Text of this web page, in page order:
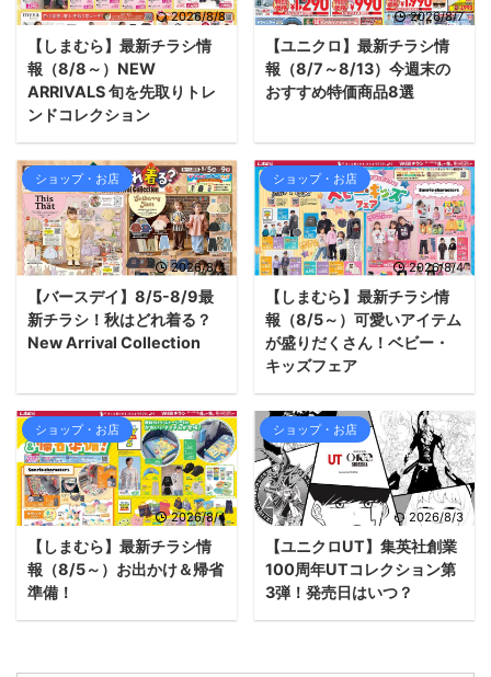
2026/8/8
【しまむら】最新チラシ情
報（8/8～）NEW
ARRIVALS 旬を先取りトレ
ンドコレクション
2026/8/7
【ユニクロ】最新チラシ情
報（8/7～8/13）今週末の
おすすめ特価商品8選
ショップ・お店
2026/8/4
【バースデイ】8/5-8/9最
新チラシ！秋はどれ着る？
New Arrival Collection
ショップ・お店
2026/8/4
【しまむら】最新チラシ情
報（8/5～）可愛いアイテム
が盛りだくさん！ベビー・
キッズフェア
ショップ・お店
2026/8/4
【しまむら】最新チラシ情
報（8/5～）お出かけ＆帰省
準備！
ショップ・お店
2026/8/3
【ユニクロUT】集英社創業
100周年UTコレクション第
3弾！発売日はいつ？